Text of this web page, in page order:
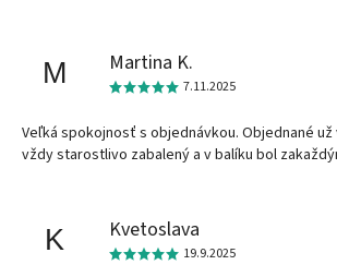
M Martina K.
7.11.2025
Veľká spokojnosť s objednávkou. Objednané
vždy starostlivo zabalený a v balíku bol
K Kvetoslava
19.9.2025